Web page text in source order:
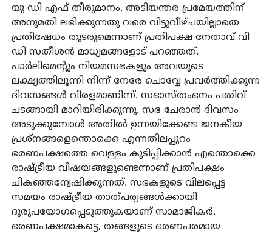
യു ഡി എഫ് തീരുമാനം. അടിയന്തര പ്രമേയത്തിന്
അനുമതി ലഭിക്കുന്നതു വരെ വിട്ടുവീഴ്ചയില്ലാതെ
പ്രതിഷേധം തുടരുമെന്നാണ് പ്രതിപക്ഷ നേതാവ് വി
ഡി സതീശന്‍ മാധ്യമങ്ങളോട് പറഞ്ഞത്.
പാര്‍ലിമെന്റും നിയമസഭകളും അവയുടെ
ലക്ഷ്യത്തിലൂന്നി നിന്ന് നേരേ ചൊവ്വേ പ്രവര്‍ത്തിക്കുന്ന
ദിവസങ്ങള്‍ വിരളമാണിന്ന്. സഭാസ്തംഭനം പതിവ്
ചടങ്ങായി മാറിയിരിക്കുന്നു. സഭ ചേരാന്‍ ദിവസം
അടുക്കുമ്പോള്‍ അതില്‍ ഉന്നയിക്കേണ്ട ജനകീയ
പ്രശ്‌നങ്ങളെന്തൊക്കെ എന്നതിലപ്പുറം
ഭരണപക്ഷത്തെ വെള്ളം കുടിപ്പിക്കാന്‍ എന്തൊക്കെ
രാഷ്ട്രീയ വിഷയങ്ങളുണ്ടെന്നാണ് പ്രതിപക്ഷം
ചികഞ്ഞന്വേഷിക്കുന്നത്. സഭകളുടെ വിലപ്പെട്ട
സമയം രാഷ്ട്രീയ താത്പര്യങ്ങള്‍ക്കായി
ദുരുപയോഗപ്പെടുത്തുകയാണ് സാമാജികര്‍.
ഭരണപക്ഷമാകട്ടെ, തങ്ങളുടെ ഭരണപരമായ